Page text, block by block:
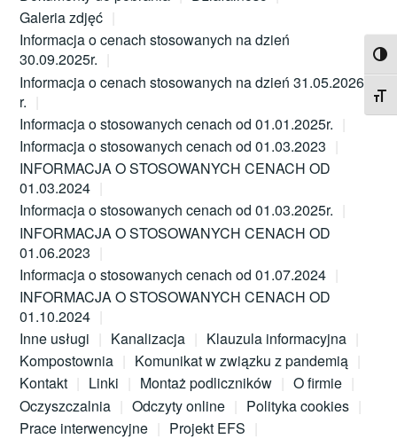
Galeria zdjęć
Informacja o cenach stosowanych na dzień
30.09.2025r.
Informacja o cenach stosowanych na dzień 31.05.2026
r.
Informacja o stosowanych cenach od 01.01.2025r.
Informacja o stosowanych cenach od 01.03.2023
INFORMACJA O STOSOWANYCH CENACH OD
01.03.2024
Informacja o stosowanych cenach od 01.03.2025r.
INFORMACJA O STOSOWANYCH CENACH OD
01.06.2023
Informacja o stosowanych cenach od 01.07.2024
INFORMACJA O STOSOWANYCH CENACH OD
01.10.2024
Inne usługi
Kanalizacja
Klauzula informacyjna
Kompostownia
Komunikat w związku z pandemią
Kontakt
Linki Montaż podliczników
O firmie
Oczyszczalnia
Odczyty online
Polityka cookies
Prace interwencyjne
Projekt EFS